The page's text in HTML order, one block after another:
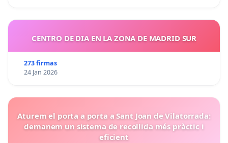
CENTRO DE DIA EN LA ZONA DE MADRID SUR
273 firmas
24 Jan 2026
Aturem el porta a porta a Sant Joan de Vilatorrada:
demanem un sistema de recollida més pràctic i
eficient